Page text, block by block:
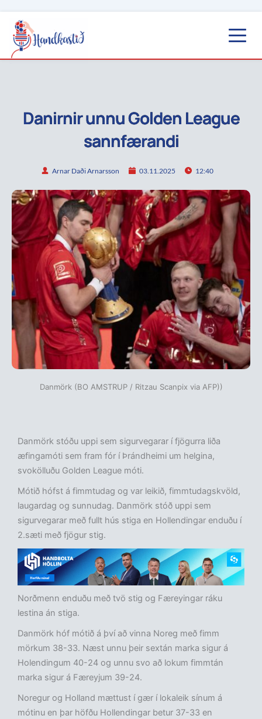
Danirnir unnu Golden League
sannfærandi
Arnar Daði Arnarsson 03.11.2025 12:40
Danmörk (BO AMSTRUP / Ritzau Scanpix via AFP))
Danmörk stóðu uppi sem sigurvegarar í fjögurra liða
æfingamóti sem fram fór í Þrándheimi um helgina,
svokölluðu Golden League móti.
Mótið hófst á fimmtudag og var leikið, fimmtudagskvöld,
laugardag og sunnudag. Danmörk stóð uppi sem
sigurvegarar með fullt hús stiga en Hollendingar enduðu í
2.sæti með fjögur stig.
Norðmenn enduðu með tvö stig og Færeyingar ráku
lestina án stiga.
Danmörk hóf mótið á því að vinna Noreg með fimm
mörkum 38-33. Næst unnu þeir sextán marka sigur á
Holendingum 40-24 og unnu svo að lokum fimmtán
marka sigur á Færeyjum 39-24.
Noregur og Holland mættust í gær í lokaleik sínum á
mótinu en þar höfðu Hollendingar betur 37-33 en